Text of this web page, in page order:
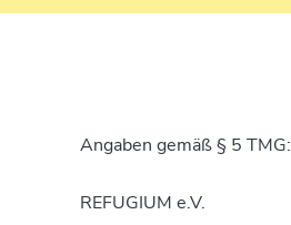
Angaben gemäß § 5 TMG:
REFUGIUM e.V.